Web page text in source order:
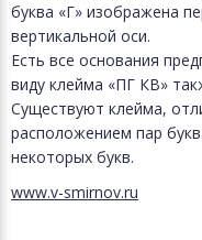
буква «Г» изображена
вертикальной оси.
Есть все основания
виду клейма «ПГ КВ»
Существуют клейма,
расположением пар
некоторых букв.
www.v-smirnov.ru